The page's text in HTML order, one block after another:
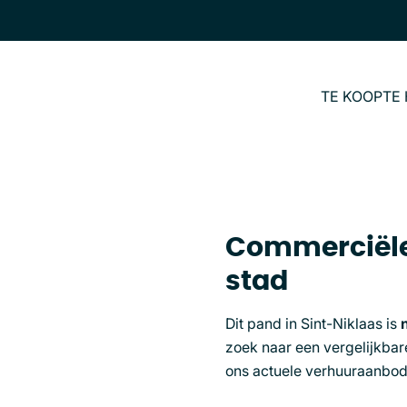
TE KOOPTE
stad
Dit pand in Sint-Niklaas is
zoek naar een
ons actuele